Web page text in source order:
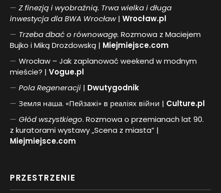
Z finezją i wyobraźnią. Trwa wielka i długa
inwestycja dla BWA Wrocław| Wrocław.pl
Trzeba dbać o równowagę. Rozmowa z Maciejem
Bujko i Miką Drozdowską | Miejmiejsce.com
Wrocław – Jak zaplanować weekend w modnym
mieście? | Vogue.pl
PolaRegeneracji | Dwutygodnik
Земля наша. «Пейзажі» в реаліях війни | Culture.pl
Głód wszystkiego. Rozmowa o przemianach lat 90.
z kuratorami wystawy „Scena z miasta” |
Miejmiejsce.com
PRZESTRZENIE